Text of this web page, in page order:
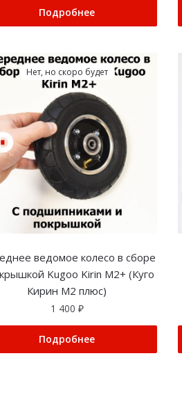
Подробнее
Нет, но скоро будет
ведомое колесо в сборе
Kugoo Kirin M2+ (Куго
Кирин М2 плюс)
1 400 ₽
Подробнее